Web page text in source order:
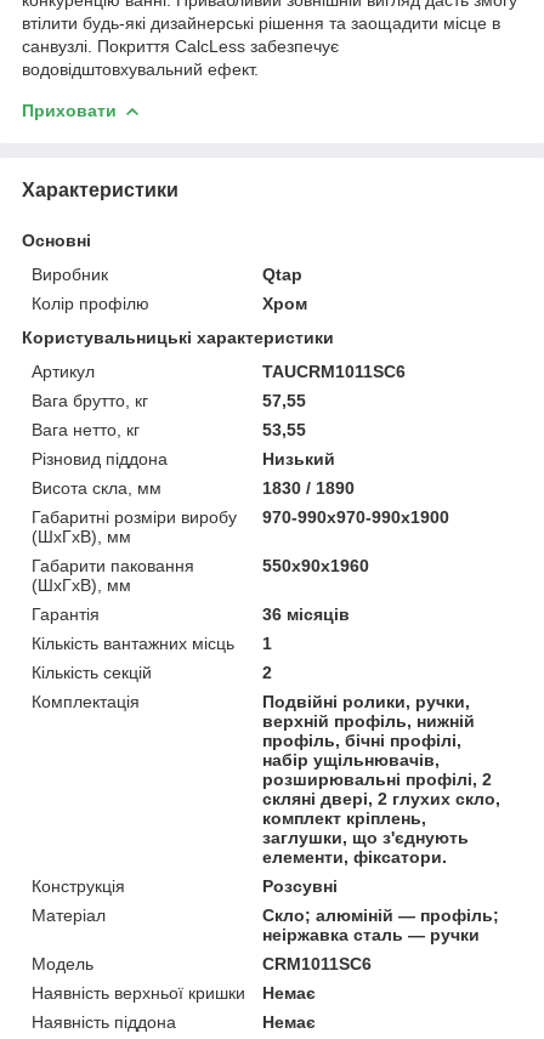
втілити будь-які дизайнерські рішення та заощадити місце в
санвузлі. Покриття CalcLess забезпечує
водовідштовхувальний ефект.
Приховати
Характеристики
Основні
Виробник
Qtap
Колір профілю
Хром
Користувальницькі характеристики
Артикул
TAUCRM1011SC6
Вага брутто, кг
57,55
Вага нетто, кг
53,55
Різновид піддона
Низький
Висота скла, мм
1830 / 1890
Габаритні розміри виробу
(ШхГхВ), мм
970-990х970-990х1900
Габарити паковання
(ШхГхВ), мм
550х90х1960
Гарантія
36 місяців
Кількість вантажних місць
1
Кількість секцій
2
Комплектація
Подвійні ролики, ручки,
верхній профіль, нижній
профіль, бічні профілі,
набір ущільнювачів,
розширювальні профілі, 2
скляні двері, 2 глухих скло,
комплект кріплень,
заглушки, що з'єднують
елементи, фіксатори.
Конструкція
Розсувні
Матеріал
Скло; алюміній — профіль;
неіржавка сталь — ручки
Мoдель
CRM1011SC6
Наявність верхньої кришки
Немає
Наявність піддона
Немає